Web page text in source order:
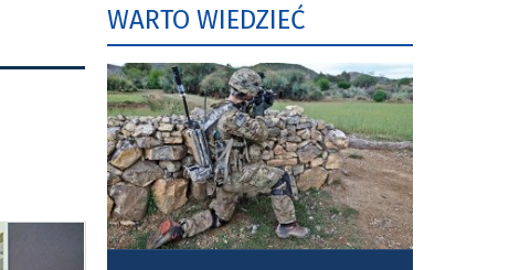
WARTO WIEDZIEĆ